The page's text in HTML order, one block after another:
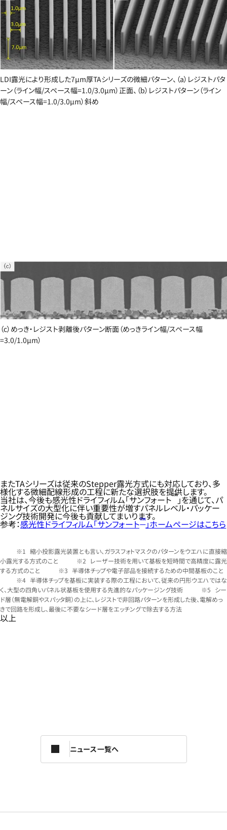
LDI露光により形成した7µm厚TAシリーズの微細パターン、（a）レジストパタ
ーン（ライン幅/スペース幅=1.0/3.0µm）正面、（b）レジストパターン（ライン
幅/スペース幅=1.0/3.0µm）斜め
（c）めっき・レジスト剥離後パターン断面（めっきライン幅/スペース幅
=3.0/1.0µm）
またTAシリーズは従来のStepper露光方式にも対応しており、多
様化する微細配線形成の工程に新たな選択肢を提供します。
当社は、今後も感光性ドライフィルム「サンフォート™」を通じて、パ
ネルサイズの大型化に伴い重要性が増すパネルレベル・パッケー
ジング技術開発に今後も貢献してまいります。
参考：感光性ドライフィルム「サンフォート™」ホームページはこちら
縮小投影露光装置とも言い、ガラスフォトマスクのパターンをウエハに直接縮
小露光する方式のこと
レーザー技術を用いて基板を短時間で高精度に露光
する方式のこと
半導体チップや電子部品を接続するための中間基板のこと
半導体チップを基板に実装する際の工程において、従来の円形ウエハではな
く、大型の四角いパネル状基板を使用する先進的なパッケージング技術
シー
ド層（無電解銅やスパッタ銅）の上に、レジストで非回路パターンを形成した後、電解めっ
きで回路を形成し、最後に不要なシード層をエッチングで除去する方法
以上
ニュース一覧へ